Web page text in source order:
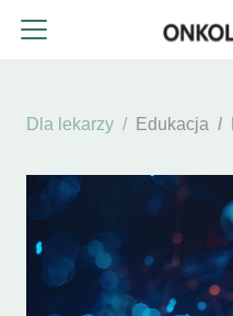
Dla lekarzy Edukacja